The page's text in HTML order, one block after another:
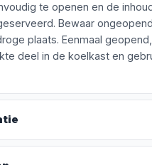
te openen en de
Bewaar
plaats. Eenmaal
deel in de koelkast en